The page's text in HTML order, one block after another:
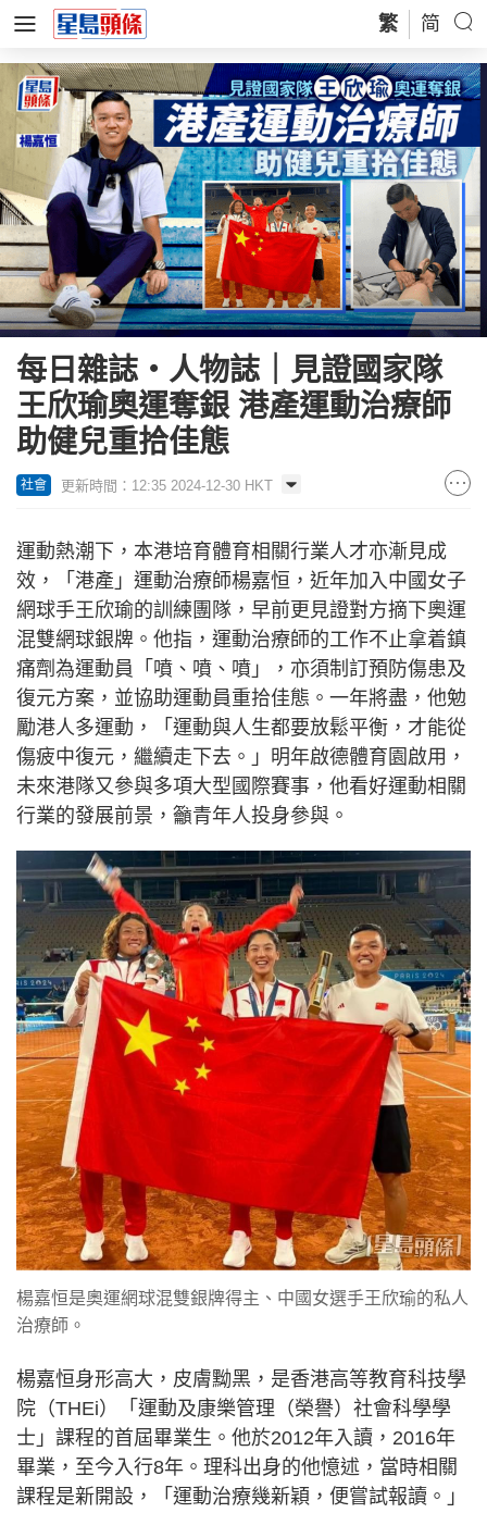
繁 简
每日雜誌‧人物誌｜見證國家隊
王欣瑜奧運奪銀 港產運動治療師
助健兒重拾佳態
社會 更新時間：12:35 2024-12-30 HKT
運動熱潮下，本港培育體育相關行業人才亦漸見成
效，「港產」運動治療師楊嘉恒，近年加入中國女子
網球手王欣瑜的訓練團隊，早前更見證對方摘下奧運
混雙網球銀牌。他指，運動治療師的工作不止拿着鎮
痛劑為運動員「噴、噴、噴」，亦須制訂預防傷患及
復元方案，並協助運動員重拾佳態。一年將盡，他勉
勵港人多運動，「運動與人生都要放鬆平衡，才能從
傷疲中復元，繼續走下去。」明年啟德體育園啟用，
未來港隊又參與多項大型國際賽事，他看好運動相關
行業的發展前景，籲青年人投身參與。
楊嘉恒是奧運網球混雙銀牌得主、中國女選手王欣瑜的私人
治療師。
楊嘉恒身形高大，皮膚黝黑，是香港高等教育科技學
院（THEi）「運動及康樂管理（榮譽）社會科學學
士」課程的首屆畢業生。他於2012年入讀，2016年
畢業，至今入行8年。理科出身的他憶述，當時相關
課程是新開設，「運動治療幾新穎，便嘗試報讀。」